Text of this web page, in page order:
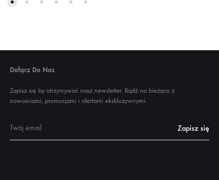
Dołącz Do Nas
Zapisz się by otrzymywać nasz newsletter. Bądź na bieżąco z
nowościami, promocjami i ofertami ekskluzywnymi.